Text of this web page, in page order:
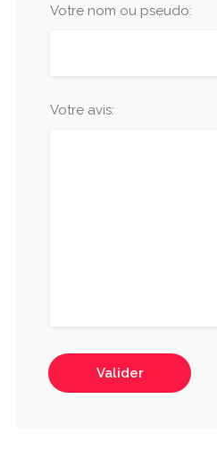
Votre nom ou pseudo:
Votre avis:
Valider